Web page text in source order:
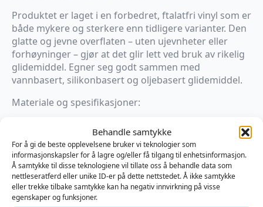
Behandle samtykke
For å gi de beste opplevelsene bruker vi teknologier som
informasjonskapsler for å lagre og/eller få tilgang til enhetsinformasjon.
Å samtykke til disse teknologiene vil tillate oss å behandle data som
nettleseratferd eller unike ID-er på dette nettstedet. Å ikke samtykke
eller trekke tilbake samtykke kan ha negativ innvirkning på visse
egenskaper og funksjoner.
Produktet er laget i en forbedret, ftalatfri vinyl som er
både mykere og sterkere enn tidligere varianter. Den
glatte og jevne overflaten – uten ujevnheter eller
forhøyninger – gjør at det glir lett ved bruk av rikelig
glidemiddel. Egner seg godt sammen med
vannbasert, silikonbasert og oljebasert glidemiddel.
Materiale og spesifikasjoner:
Lengde: 70 cm
Diameter: 5 cm
Glatt overflate for komfortabel bruk